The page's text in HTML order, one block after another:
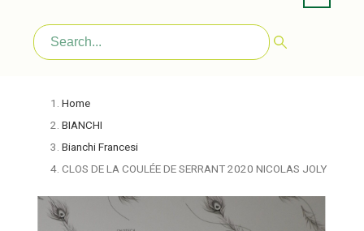
Home
BIANCHI
Bianchi Francesi
CLOS DE LA COULÉE DE SERRANT 2020 NICOLAS JOLY